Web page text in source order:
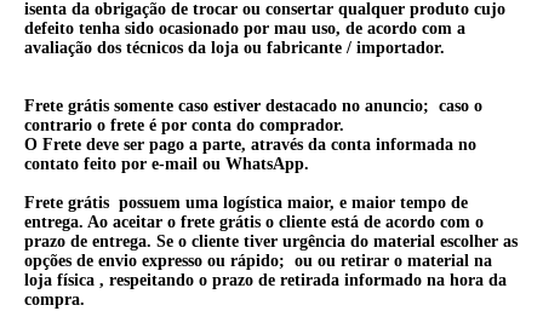
isenta da obrigação de trocar ou consertar qualquer produto cujo
defeito tenha sido ocasionado por mau uso, de acordo com a
avaliação dos técnicos da loja ou fabricante / importador.
Frete grátis somente caso estiver destacado no anuncio; caso o
contrario o frete é por conta do comprador.
O Frete deve ser pago a parte, através da conta informada no
contato feito por e-mail ou WhatsApp.
Frete grátis possuem uma logística maior, e maior tempo de
entrega. Ao aceitar o frete grátis o cliente está de acordo com o
prazo de entrega. Se o cliente tiver urgência do material escolher as
opções de envio expresso ou rápido; ou ou retirar o material na
loja física , respeitando o prazo de retirada informado na hora da
compra.